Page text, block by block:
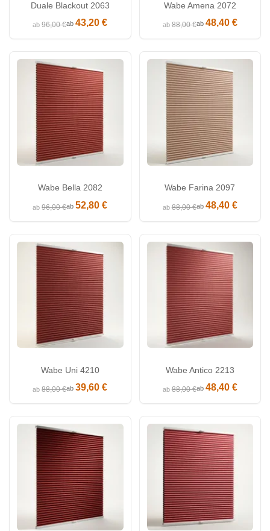
Duale Blackout 2063
ab96,00 €ab43,20 €
Wabe Amena 2072
ab88,00 €ab 48,40 €
Wabe Bella 2082
ab96,00 €ab52,80 €
Wabe Farina 2097
ab88,00 €ab 48,40 €
Wabe Uni 4210
ab88,00 €ab39,60 €
Wabe Antico 2213
ab88,00 €ab 48,40 €